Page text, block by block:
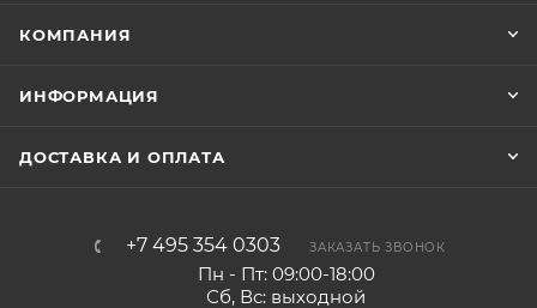
КОМПАНИЯ
ИНФОРМАЦИЯ
ДОСТАВКА И ОПЛАТА
+7 495 354 0303 ЗАКАЗАТЬ ЗВОНОК
Пн - Пт: 09:00-18:00
Сб, Вс: выходной